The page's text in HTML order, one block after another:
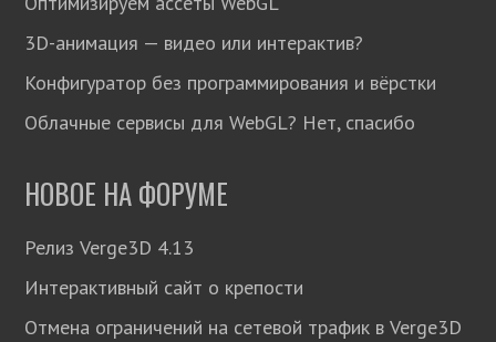
3D-анимация — видео или интерактив?
Конфигуратор без программирования и вёрстки
Облачные сервисы для WebGL? Нет, спасибо
НОВОЕ НА ФОРУМЕ
Релиз Verge3D 4.13
Интерактивный сайт о крепости
Отмена ограничений на сетевой трафик в Verge3D